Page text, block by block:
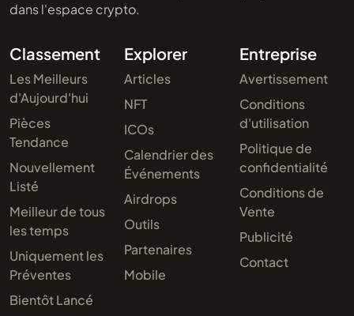
dans l'espace crypto.
Classement
Les Meilleurs
d'Aujourd'hui
Pièces
Tendance
Nouvellement
Listé
Meilleur de tous
les temps
Uniquement les
Préventes
Bientôt Lancé
Explorer
Articles
NFT
ICOs
Calendrier des
Événements
Airdrops
Outils
Partenaires
Mobile
Entreprise
Avertissement
Conditions
d'utilisation
Politique de
confidentialité
Conditions de
Vente
Publicité
Contact